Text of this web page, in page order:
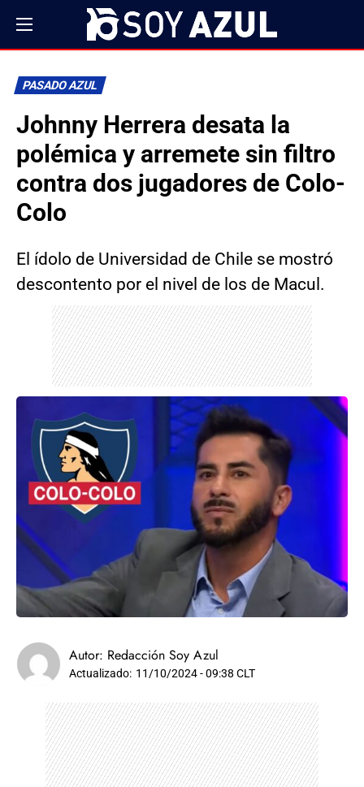
PASADO AZUL
Johnny Herrera desata la
polémica y arremete sin filtro
contra dos jugadores de Colo-
Colo
El ídolo de Universidad de Chile se mostró
descontento por el nivel de los de Macul.
Autor: Redacción Soy Azul
Actualizado: 11/10/2024 - 09:38 CLT